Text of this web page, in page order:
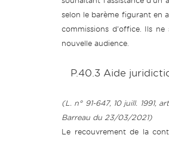
selon le barème figurant en
commissions d'office. Ils
nouvelle audience.
P.40.3 Aide
(L. n° 91-647, 10 juill. 1991,
Barreau du 23/03/2021)
Le recouvrement de la